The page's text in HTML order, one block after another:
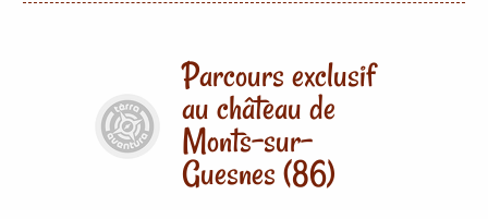
Parcours exclusif
au château de
Monts-sur-
Guesnes (86)